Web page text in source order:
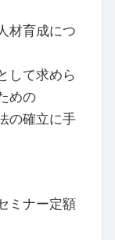
材育成につ
して求めら
めの
の確立に手
ミナー定額